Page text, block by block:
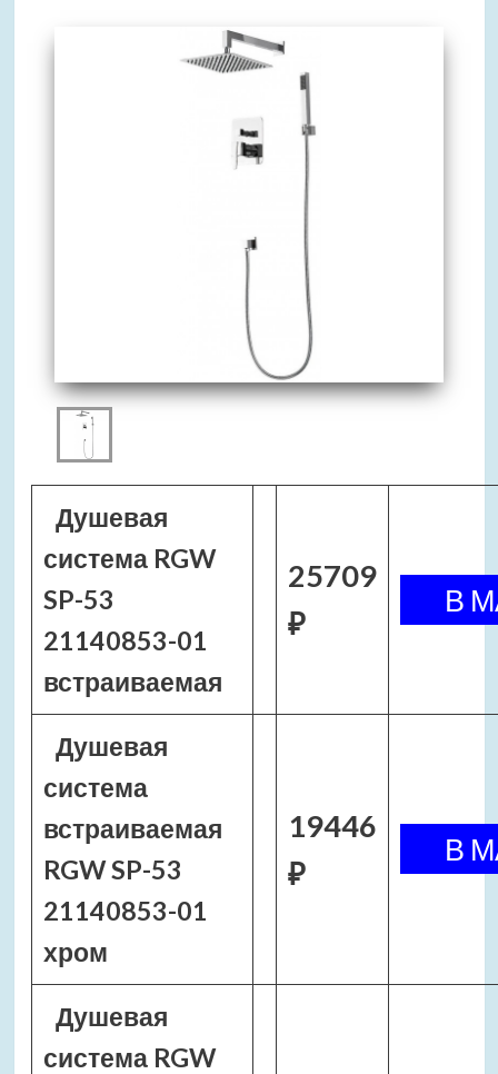
Душевая
система RGW
SP-53
21140853-01
встраиваемая
25709
₽
Душевая
система
встраиваемая
RGW SP-53
21140853-01
хром
19446
₽
Душевая
система RGW